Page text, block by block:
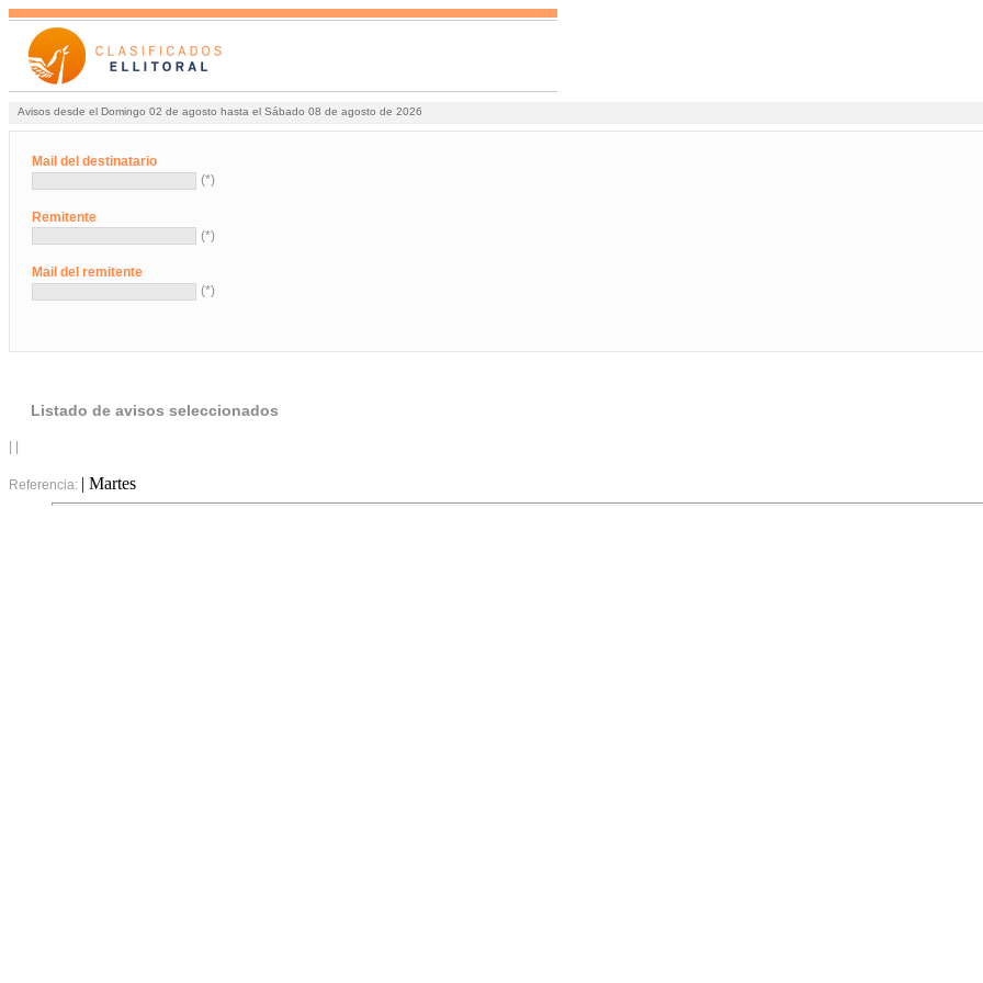
Avisos desde el Domingo 02 de agosto hasta el Sábado 08 de agosto de 2026
Mail del destinatario
(*)
Remitente
(*)
Mail del remitente
(*)
Listado de avisos seleccionados
Referencia: | Martes